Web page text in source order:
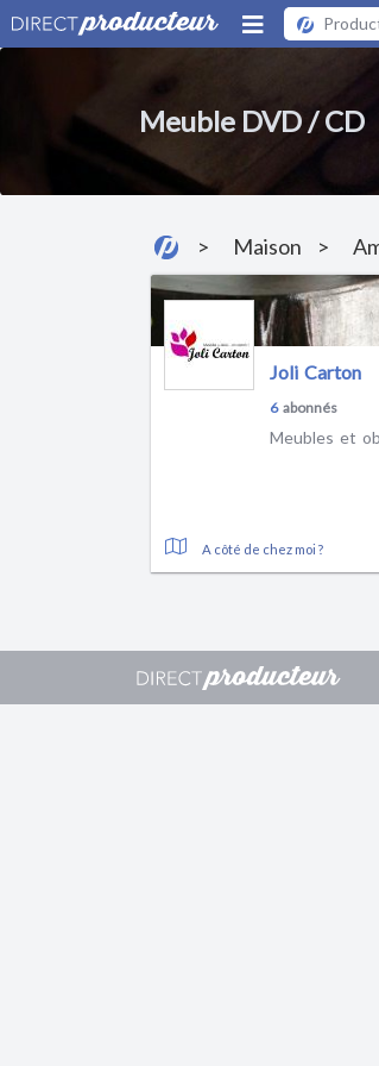
Meuble DVD / CD
Maison
Joli Carton
6abonnés
Meubles et
A côté de chez moi ?